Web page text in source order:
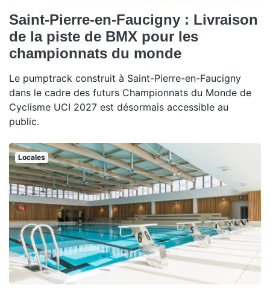
Saint-Pierre-en-Faucigny : Livraison
de la piste de BMX pour les
championnats du monde
Le pumptrack construit à Saint-Pierre-en-Faucigny
dans le cadre des futurs Championnats du Monde de
Cyclisme UCI 2027 est désormais accessible au
public.
Locales